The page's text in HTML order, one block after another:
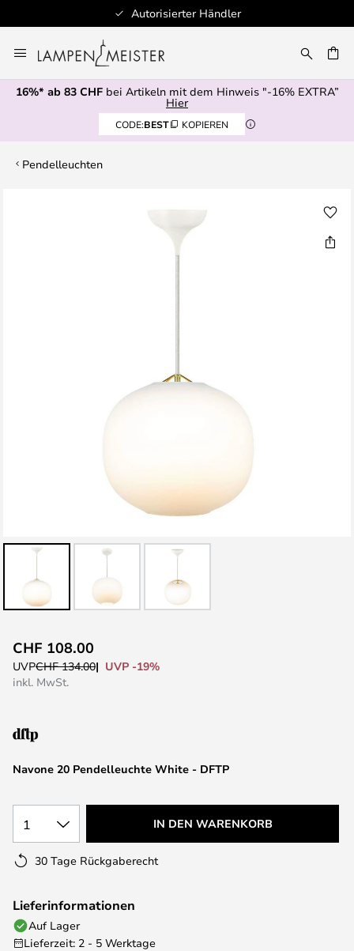
Autorisierter Händler
Inhalt
springen
16%* ab 83 CHFbei Artikeln mit dem Hinweis "-16% EXTRA”
Hier
CODE:BEST KOPIEREN
Pendelleuchten
Anfang
der
Navone 20 Pendelleuchte White - DFTP
CHF 108.00
UVPCHF 134.00
UVP -19%
inkl. MwSt.
1 IN DEN WARENKORB
30 Tage Rückgaberecht
Lieferinformationen
Auf Lager
Lieferzeit: 2 - 5 Werktage